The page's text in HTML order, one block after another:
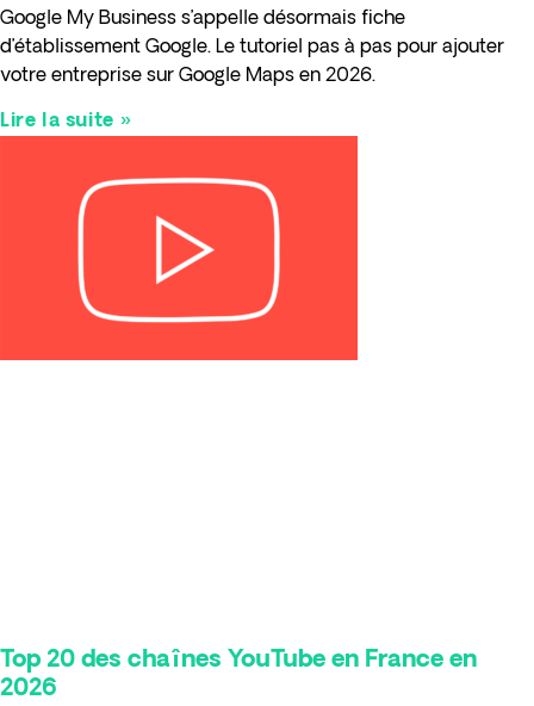
Google My Business s’appelle désormais fiche
d’établissement Google. Le tutoriel pas à pas pour ajouter
votre entreprise sur Google Maps en 2026.
Lire la suite »
Top 20 des chaînes YouTube en France en
2026